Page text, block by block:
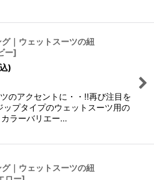
｜ウェットスーツの紐
ー]
)
のアクセントに・・!!再び注目を
ップタイプのウェットスーツ用の
ラーバリエー…
｜ウェットスーツの紐